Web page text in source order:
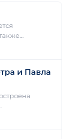
и Павла